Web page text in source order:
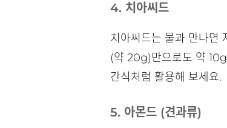
4. 치아씨드
치아씨드는 물과 만나면
(약 20g)만으로도 약
간식처럼 활용해 보세요.
5. 아몬드 (견과류)